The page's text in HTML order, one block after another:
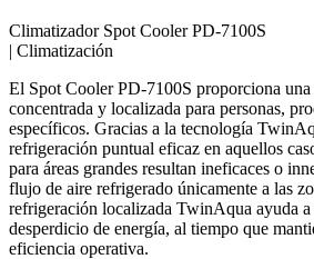
Climatizador Spot Cooler PD-7100S
| Climatización
El Spot Cooler PD-7100S proporciona
concentrada y localizada para personas,
específicos. Gracias a la tecnología
refrigeración puntual eficaz en aquellos
para áreas grandes resultan ineficaces o
flujo de aire refrigerado únicamente a las
refrigeración localizada TwinAqua ayuda a
desperdicio de energía, al tiempo que
eficiencia operativa.